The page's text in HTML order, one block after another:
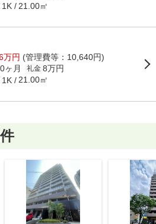
1K 21.00㎡
万円 (管理費等：10,640円)
0ヶ月 礼金 8万円
1K 21.00㎡